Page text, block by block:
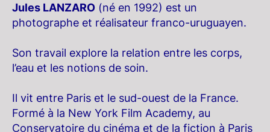
Jules LANZARO (né en 1992) est un
photographe et réalisateur franco-uruguayen.
Son travail explore la relation entre les corps,
l’eau et les notions de soin.
Il vit entre Paris et le sud-ouest de la France.
Formé à la New York Film Academy, au
Conservatoire du cinéma et de la fiction à Paris